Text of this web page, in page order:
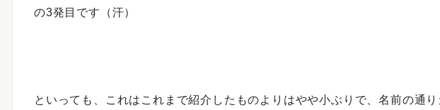
の3発目です（汗）
といっても、これはこれまで紹介したものよりはやや小ぶりで、名前の通